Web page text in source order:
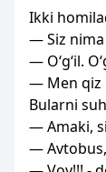
Ikki
— Siz
— O‘g‘il.
— Men qiz
Bularni
— Amaki,
— Avtobus,